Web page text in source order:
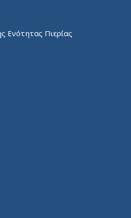
Ενότητας Πιερίας